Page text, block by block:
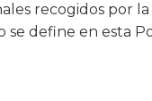
recogidos por
se define en esta